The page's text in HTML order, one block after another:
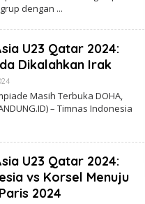
H
O
T
dengan
U23 Qatar 2024:
Dikalahkan Irak
O
L
E
H
O
Masih Terbuka DOHA,
– Timnas Indonesia
U23 Qatar 2024:
vs Korsel Menuju
2024